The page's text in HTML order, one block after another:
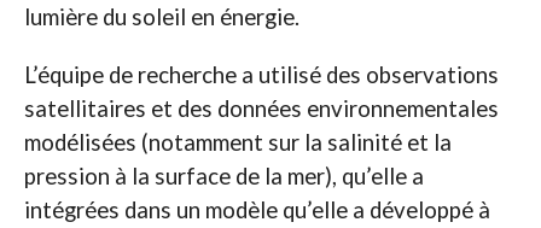
lumière du soleil en énergie.
L’équipe de recherche a utilisé des observations
satellitaires et des données environnementales
modélisées (notamment sur la salinité et la
pression à la surface de la mer), qu’elle a
intégrées dans un modèle qu’elle a développé à